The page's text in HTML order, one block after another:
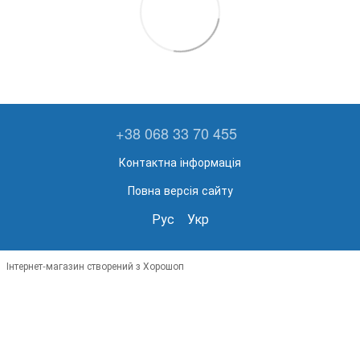
+38 068 33 70 455
Контактна інформація
Повна версія сайту
Рус Укр
Інтернет-магазин створений з Хорошоп